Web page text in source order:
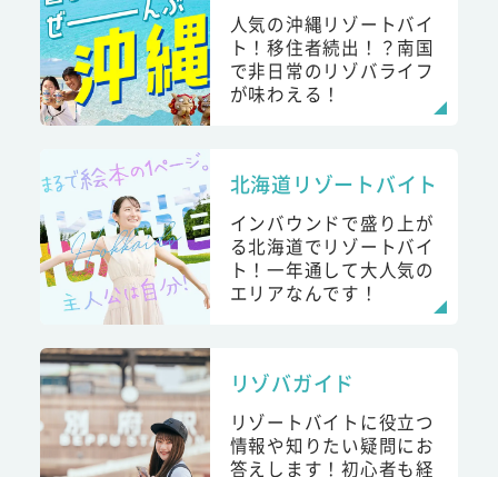
人気の沖縄リゾートバイ
ト！移住者続出！？南国
で非日常のリゾバライフ
が味わえる！
北海道リゾートバイト
インバウンドで盛り上が
る北海道でリゾートバイ
ト！一年通して大人気の
エリアなんです！
リゾバガイド
リゾートバイトに役立つ
情報や知りたい疑問にお
答えします！初心者も経